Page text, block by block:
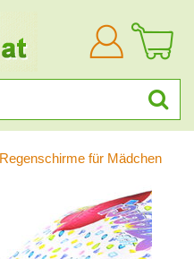
Anmelden
Regenschirme für Mädchen